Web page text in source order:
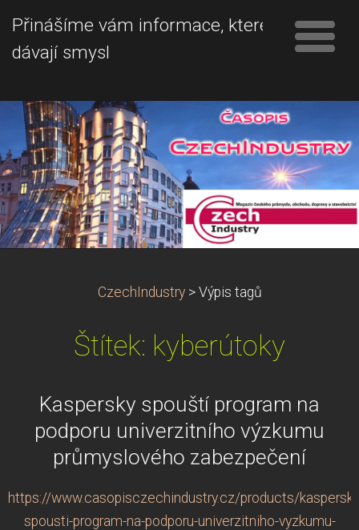
Přinášíme vám informace, které
dávají smysl
CzechIndustry > Výpis tagů
Štítek: kyberútoky
Kaspersky spouští program na
podporu univerzitního výzkumu
průmyslového zabezpečení
https://www.casopisczechindustry.cz/products/
spousti-program-na-podporu-univerzitniho-vyzkumu-